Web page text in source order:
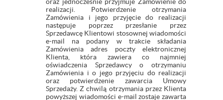
oraz jednocześnie przyjmuje Zamówienie do
realizacji. Potwierdzenie otrzymania
Zamówienia i jego przyjęcie do realizacji
następuje poprzez przesłanie przez
Sprzedawcę Klientowi stosownej wiadomości
e-mail na podany w trakcie składania
Zamówienia adres poczty elektronicznej
Klienta, która zawiera co najmniej
oświadczenia Sprzedawcy o otrzymaniu
Zamówienia i o jego przyjęciu do realizacji
oraz potwierdzenie zawarcia Umowy
Sprzedaży. Z chwilą otrzymania przez Klienta
powyższej wiadomości e-mail zostaje zawarta